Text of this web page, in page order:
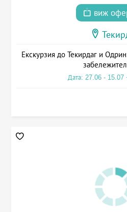
виж
Екскурзия до Текирдаг и
Дата: 27.06 - 15.07